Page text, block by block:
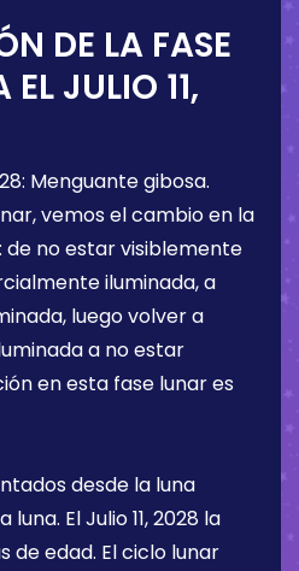
DE LA FASE
EL JULIO 11,
: Menguante gibosa.
vemos el cambio en la
de no estar visiblemente
iluminada, a
luego volver a
a no estar
en esta fase lunar es
desde la luna
luna. ElJulio 11, 2028 la
de edad. El ciclo lunar